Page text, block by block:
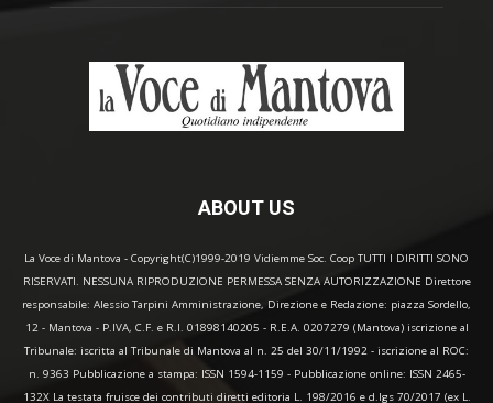
ABOUT US
La Voce di Mantova - Copyright(C)1999-2019 Vidiemme Soc. Coop TUTTI I DIRITTI SONO
RISERVATI. NESSUNA RIPRODUZIONE PERMESSA SENZA AUTORIZZAZIONE Direttore
responsabile: Alessio Tarpini Amministrazione, Direzione e Redazione: piazza Sordello,
12 - Mantova - P.IVA, C.F. e R.I. 01898140205 - R.E.A. 0207279 (Mantova) iscrizione al
Tribunale: iscritta al Tribunale di Mantova al n. 25 del 30/11/1992 - iscrizione al ROC:
n. 9363 Pubblicazione a stampa: ISSN 1594-1159 - Pubblicazione online: ISSN 2465-
132X La testata fruisce dei contributi diretti editoria L. 198/2016 e d.lgs 70/2017 (ex L.